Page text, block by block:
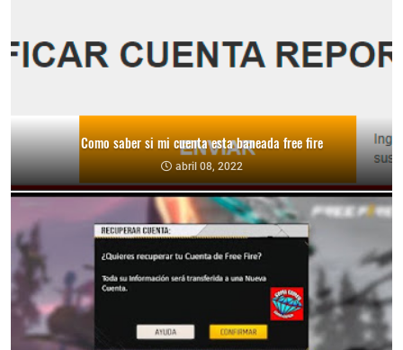
Como saber si mi cuenta esta baneada free fire
abril 08, 2022